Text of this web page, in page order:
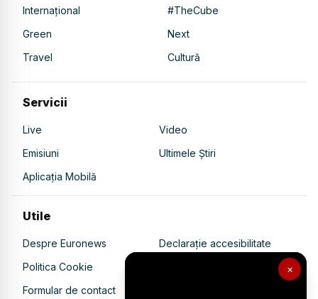
×
Internațional
#TheCube
Green
Next
Travel
Cultură
Servicii
Live
Video
Emisiuni
Ultimele Știri
Aplicația Mobilă
Utile
Despre Euronews
Declarație accesibilitate
Politica Cookie
Politica de confidențialitate
Formular de contact